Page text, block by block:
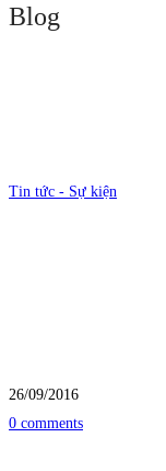
Blog
FAST
hội
thảo
Tin tức - Sự kiện
26/09/2016
0 comments